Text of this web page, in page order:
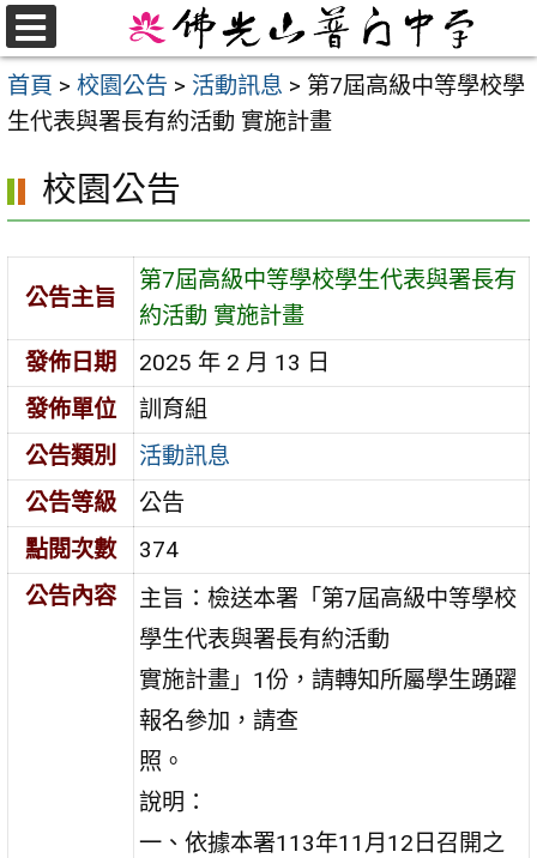
跳
至
主
要
首頁 > 校園公告 > 活動訊息 > 第7屆高級中等學校學
生代表與署長有約活動 實施計畫
校園公告
公告主旨
第7屆高級中等學校學生代表與署長有
約活動 實施計畫
發佈日期
2025 年 2 月 13 日
發佈單位
訓育組
公告類別
活動訊息
公告等級
公告
點閱次數
374
公告內容
主旨：檢送本署「第7屆高級中等學校
學生代表與署長有約活動
實施計畫」1份，請轉知所屬學生踴躍
報名參加，請查
照。
說明：
一、依據本署113年11月12日召開之
選
單